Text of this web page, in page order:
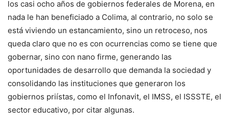
los casi ocho años de gobiernos federales de Morena, en
nada le han beneficiado a Colima, al contrario, no solo se
está viviendo un estancamiento, sino un retroceso, nos
queda claro que no es con ocurrencias como se tiene que
gobernar, sino con nano firme, generando las
oportunidades de desarrollo que demanda la sociedad y
consolidando las instituciones que generaron los
gobiernos priístas, como el Infonavit, el IMSS, el ISSSTE, el
sector educativo, por citar algunas.